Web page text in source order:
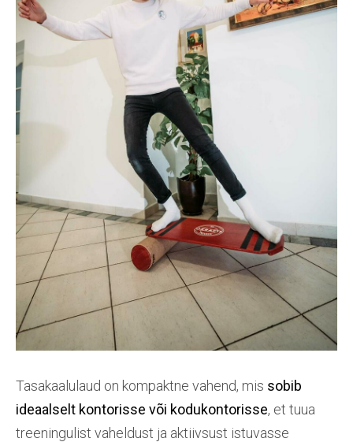
Tasakaalulaud on kompaktne vahend, mis sobib
ideaalselt kontorisse või kodukontorisse, et tuua
treeningulist vaheldust ja aktiivsust istuvasse